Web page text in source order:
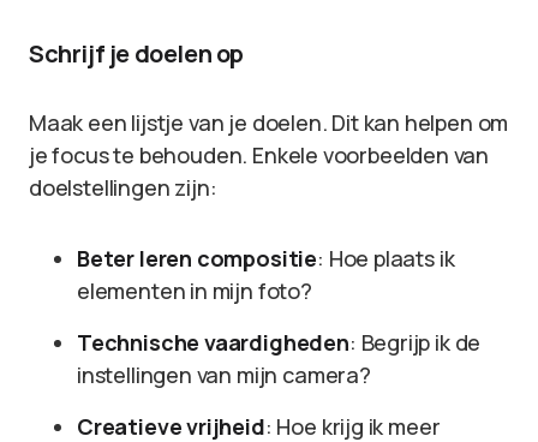
Schrijf je doelen op
Maak een lijstje van je doelen. Dit kan helpen om
je focus te behouden. Enkele voorbeelden van
doelstellingen zijn:
Beter leren compositie: Hoe plaats ik
elementen in mijn foto?
Technische vaardigheden: Begrijp ik de
instellingen van mijn camera?
Creatieve vrijheid: Hoe krijg ik meer